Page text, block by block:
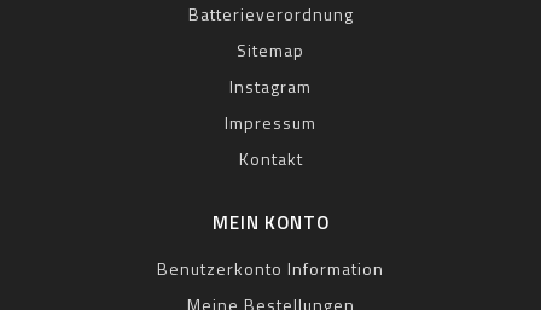
Batterieverordnung
Sitemap
Instagram
Impressum
Kontakt
MEIN KONTO
Benutzerkonto Information
Meine Bestellungen